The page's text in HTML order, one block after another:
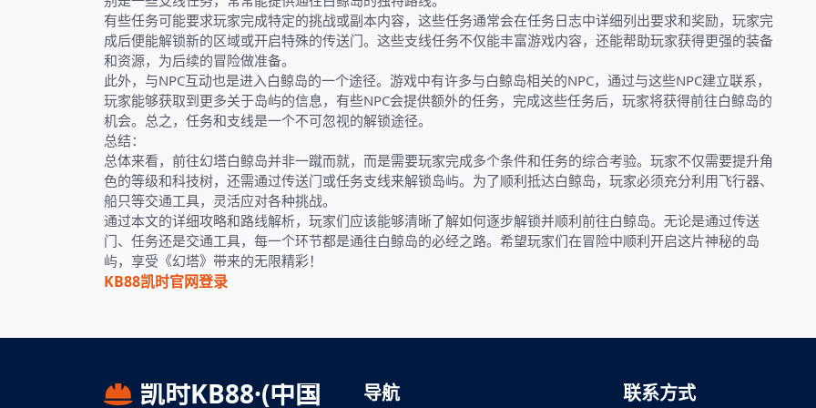
有些任务可能要求玩家完成特定的挑战或副本内容，这些任务通常会在任务日志中详细列出要求和奖励，玩家完
成后便能解锁新的区域或开启特殊的传送门。这些支线任务不仅能丰富游戏内容，还能帮助玩家获得更强的装备
和资源，为后续的冒险做准备。
此外，与NPC互动也是进入白鲸岛的一个途径。游戏中有许多与白鲸岛相关的NPC，通过与这些NPC建立联系，
玩家能够获取到更多关于岛屿的信息，有些NPC会提供额外的任务，完成这些任务后，玩家将获得前往白鲸岛的
机会。总之，任务和支线是一个不可忽视的解锁途径。
总结：
总体来看，前往幻塔白鲸岛并非一蹴而就，而是需要玩家完成多个条件和任务的综合考验。玩家不仅需要提升角
色的等级和科技树，还需通过传送门或任务支线来解锁岛屿。为了顺利抵达白鲸岛，玩家必须充分利用飞行器、
船只等交通工具，灵活应对各种挑战。
通过本文的详细攻略和路线解析，玩家们应该能够清晰了解如何逐步解锁并顺利前往白鲸岛。无论是通过传送
门、任务还是交通工具，每一个环节都是通往白鲸岛的必经之路。希望玩家们在冒险中顺利开启这片神秘的岛
屿，享受《幻塔》带来的无限精彩！
KB88凯时官网登录
凯时KB88·(中国 导航 联系方式